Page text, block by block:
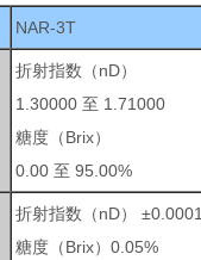
NAR-3T
折射指数（nD）
1.30000 至 1.71000
糖度（Brix）
0.00 至 95.00%
折射指数（nD） ±0.0001
糖度（Brix）0.05%